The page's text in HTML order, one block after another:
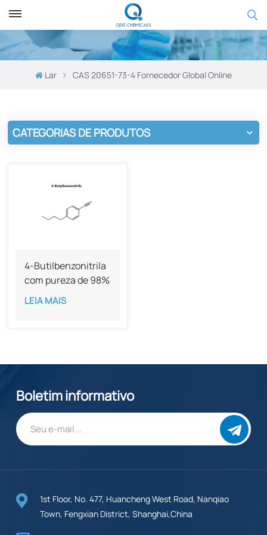
Lar CAS 20651-73-4 Fornecedor Global Online
CATEGORIAS DE PRODUTOS
4-Butilbenzonitrila
com pureza de 98%
CAS 20651-73-4
LEIA MAIS
Boletim informativo
1st Floor, No. 477, Huancheng West Road, Nanqiao
Town, Fengxian District, Shanghai,China